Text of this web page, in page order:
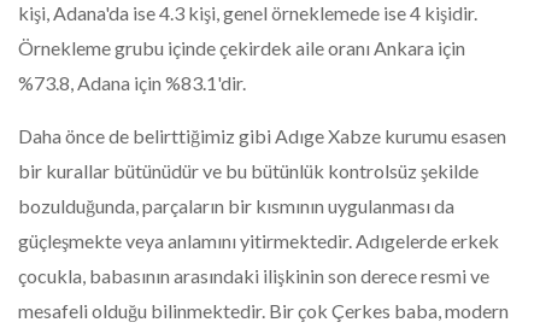
kişi, Adana'da ise 4.3 kişi, genel örneklemede ise 4 kişidir.
Örnekleme grubu içinde çekirdek aile oranı Ankara için
%73.8, Adana için %83.1'dir.
Daha önce de belirttiğimiz gibi Adıge Xabze kurumu esasen
bir kurallar bütünüdür ve bu bütünlük kontrolsüz şekilde
bozulduğunda, parçaların bir kısmının uygulanması da
güçleşmekte veya anlamını yitirmektedir. Adıgelerde erkek
çocukla, babasının arasındaki ilişkinin son derece resmi ve
mesafeli olduğu bilinmektedir. Bir çok Çerkes baba, modern